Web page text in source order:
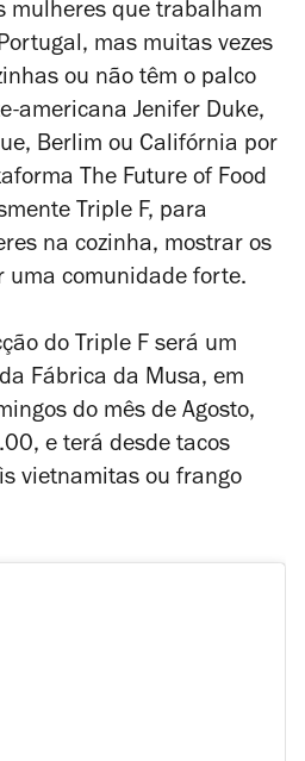
mulheres que trabalham
mas muitas vezes
ou não têm o palco
americana Jenifer Duke,
Berlim ou Califórnia por
The Future of Food
Triple F, para
na cozinha, mostrar os
uma comunidade forte.
do Triple F será um
Fábrica da Musa, em
do mês de Agosto,
e terá desde tacos
vietnamitas ou frango